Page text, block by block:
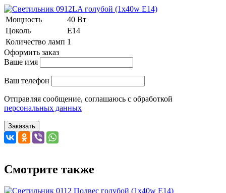
Мощность
40 Вт
Цоколь
Е14
Количество ламп 1
Оформить заказ
Ваше имя
Ваш телефон
Отправляя сообщение, соглашаюсь с обработкой
персональных данных
Заказать
Смотрите также